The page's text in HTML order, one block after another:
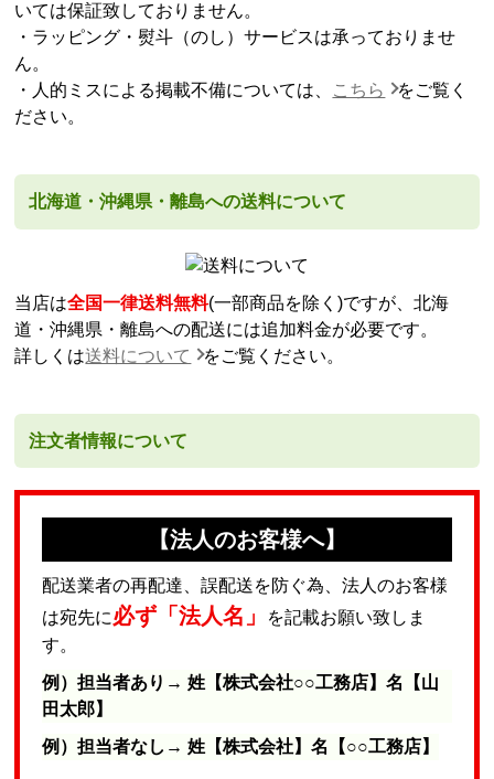
いては保証致しておりません。
・ラッピング・熨斗（のし）サービスは承っておりませ
ん。
・人的ミスによる掲載不備については、 こちら
をご覧く
ださい。
北海道・沖縄県・離島への送料について
当店は全国一律送料無料(一部商品を除く)ですが、北海
道・沖縄県・離島への配送には追加料金が必要です。
詳しくは送料について をご覧ください。
注文者情報について
【法人のお客様へ】
配送業者の再配達、誤配送を防ぐ為、法人のお客様
は宛先に必ず「法人名」
を記載お願い致しま
す。
例）担当者あり→ 姓【株式会社○○工務店】名【山
田太郎】
例）担当者なし→ 姓【株式会社】名【○○工務店】